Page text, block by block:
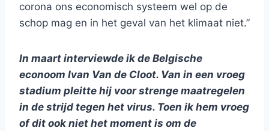
corona ons economisch systeem wel op de
schop mag en in het geval van het klimaat niet.”
In maart interviewde ik de Belgische
econoom Ivan Van de Cloot. Van in een vroeg
stadium pleitte hij voor strenge maatregelen
in de strijd tegen het virus. Toen ik hem vroeg
of dit ook niet het moment is om de